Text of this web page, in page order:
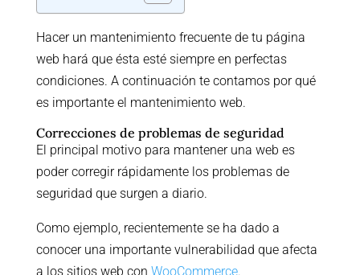
Hacer un mantenimiento frecuente de tu página
web hará que ésta esté siempre en perfectas
condiciones. A continuación te contamos por qué
es importante el mantenimiento web.
Correcciones de problemas de seguridad
El principal motivo para mantener una web es
poder corregir rápidamente los problemas de
seguridad que surgen a diario.
Como ejemplo, recientemente se ha dado a
conocer una importante vulnerabilidad que afecta
a los sitios web con WooCommerce.